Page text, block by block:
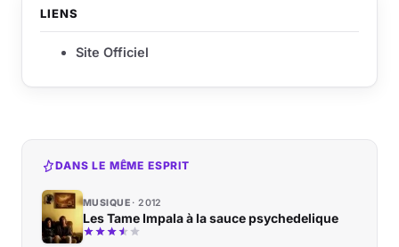
LIENS
Site Officiel
DANS LE MÊME ESPRIT
MUSIQUE 2012
Les Tame Impala à la sauce psychedelique